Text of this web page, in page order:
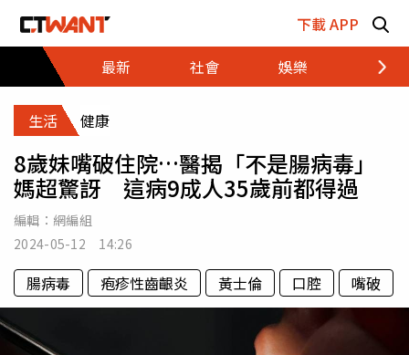
下載 APP
最新
社會 娛樂 財經
生活 健康
8歲妹嘴破住院…醫揭「不是腸病毒」
媽超驚訝 這病9成人35歲前都得過
編輯： 網編組
2024-05-12 14:26
腸病毒 疱疹性齒齦炎 黃士倫 口腔 嘴破